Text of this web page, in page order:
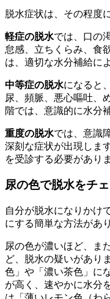
脱水症状は、その程度
軽症の脱水では、口の
怠感、立ちくらみ、食
は、適切な水分補給に
中等症の脱水になると
尿、頻脈、悪心嘔吐、
階では、意識的に水分
重度の脱水では、意識
深刻な症状が出現しま
を受診する必要があり
尿の色で脱水をチ
自分が脱水になりかけ
にする簡単な方法があ
尿の色が濃いほど、ま
ど、脱水の疑いがあり
色」や「濃い茶色」に
が高く、速やかに水分